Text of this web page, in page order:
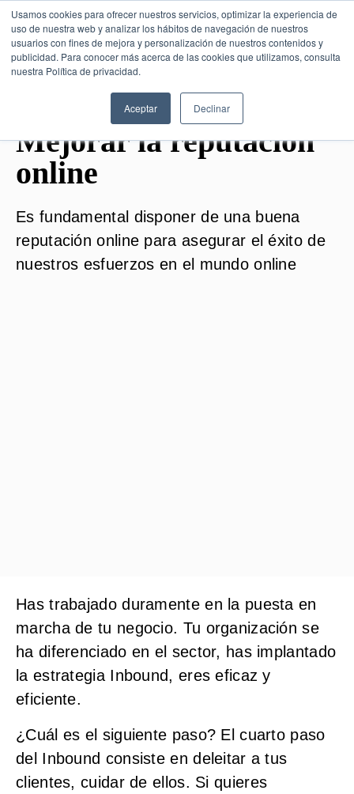
Usamos cookies para ofrecer nuestros servicios, optimizar la experiencia de
uso de nuestra web y analizar los hábitos de navegación de nuestros
usuarios con fines de mejora y personalización de nuestros contenidos y
publicidad. Para conocer más acerca de las cookies que utilizamos, consulta
nuestra Política de privacidad.
Aceptar Declinar
CONSULTORÍA GRATUITA
Mejorar la reputación
online
Es fundamental disponer de una buena
reputación online para asegurar el éxito de
nuestros esfuerzos en el mundo online
Has trabajado duramente en la puesta en
marcha de tu negocio. Tu organización se
ha diferenciado en el sector, has implantado
la estrategia Inbound, eres eficaz y
eficiente.
¿Cuál es el siguiente paso? El cuarto paso
del Inbound consiste en deleitar a tus
clientes, cuidar de ellos. Si quieres